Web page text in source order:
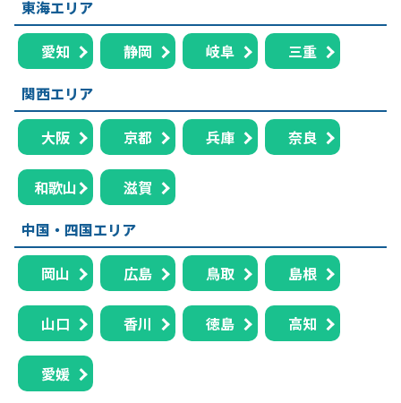
東海エリア
愛知 静岡 岐阜
三重
関西エリア
大阪 京都 兵庫 奈良
和歌山
滋賀
中国・四国エリア
岡山 広島 鳥取 島根
山口 香川 徳島 高知
愛媛